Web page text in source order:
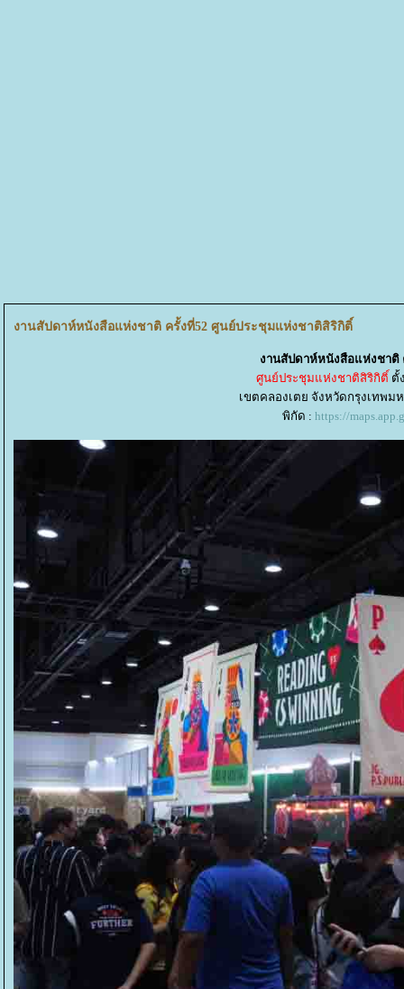
งานสัปดาห์หนังสือแห่งชาติ ครั้งที่52 ศูนย์ประชุมแห่งชาติสิริกิติ์
งานสัปดาห์หนังสือแห่งชาติ
ศูนย์ประชุมแห่งชาติสิริกิติ์ ตั้
เขตคลองเตย จังหวัดกรุงเทพ
พิกัด : https://